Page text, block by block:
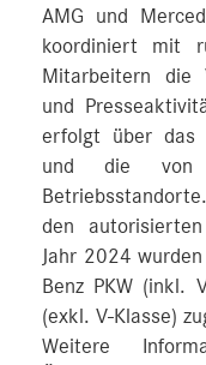
AMG und
koordiniert mit
Mitarbeitern die
und
erfolgt über das
und die von
den
Jahr 2024
Benz PKW (inkl.
(exkl. V-Klasse)
Weitere